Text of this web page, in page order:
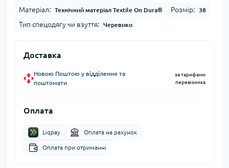
Матеріал: Технічний матеріал Textile On Dura® Розмір: 38
Тип спецодягу чи взуття: Черевики
Доставка
Новою Поштою у відділення та
поштомати
за тарифами
перевізника
Оплата
Liqpay Оплата на рахунок
Оплата при отриманні